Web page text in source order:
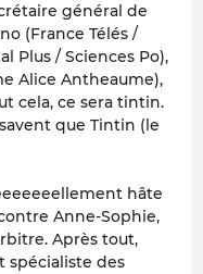
général de
(France Télés /
Plus / Sciences Po),
Alice Antheaume),
cela, ce sera tintin.
que Tintin (le
hâte
Anne-Sophie,
Après tout,
spécialiste des